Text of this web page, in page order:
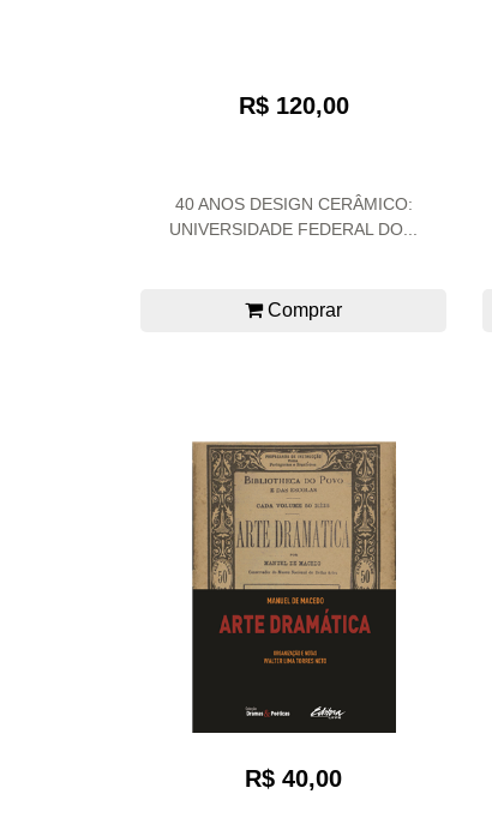
R$ 120,00
40 ANOS DESIGN CERÂMICO:
UNIVERSIDADE FEDERAL DO...
Comprar
R$ 40,00